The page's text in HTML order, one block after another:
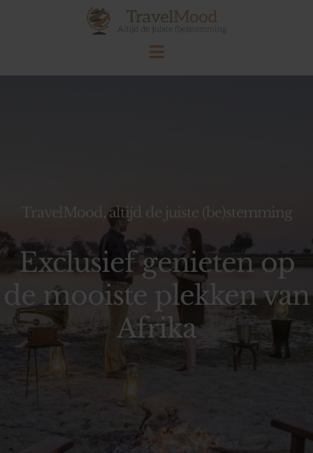
Toggle
Navigation
Over TravelMood
Neem contact op
TravelMood, altijd de juiste (be)stemming
Exclusief genieten op
de mooiste plekken van
Afrika